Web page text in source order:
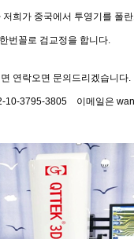
저희가 중국에서 투영기를 폴
번꼴로 검교정을 합니다.
연락오면 문의드리겠습니다.
10-3795-3805 이메일은